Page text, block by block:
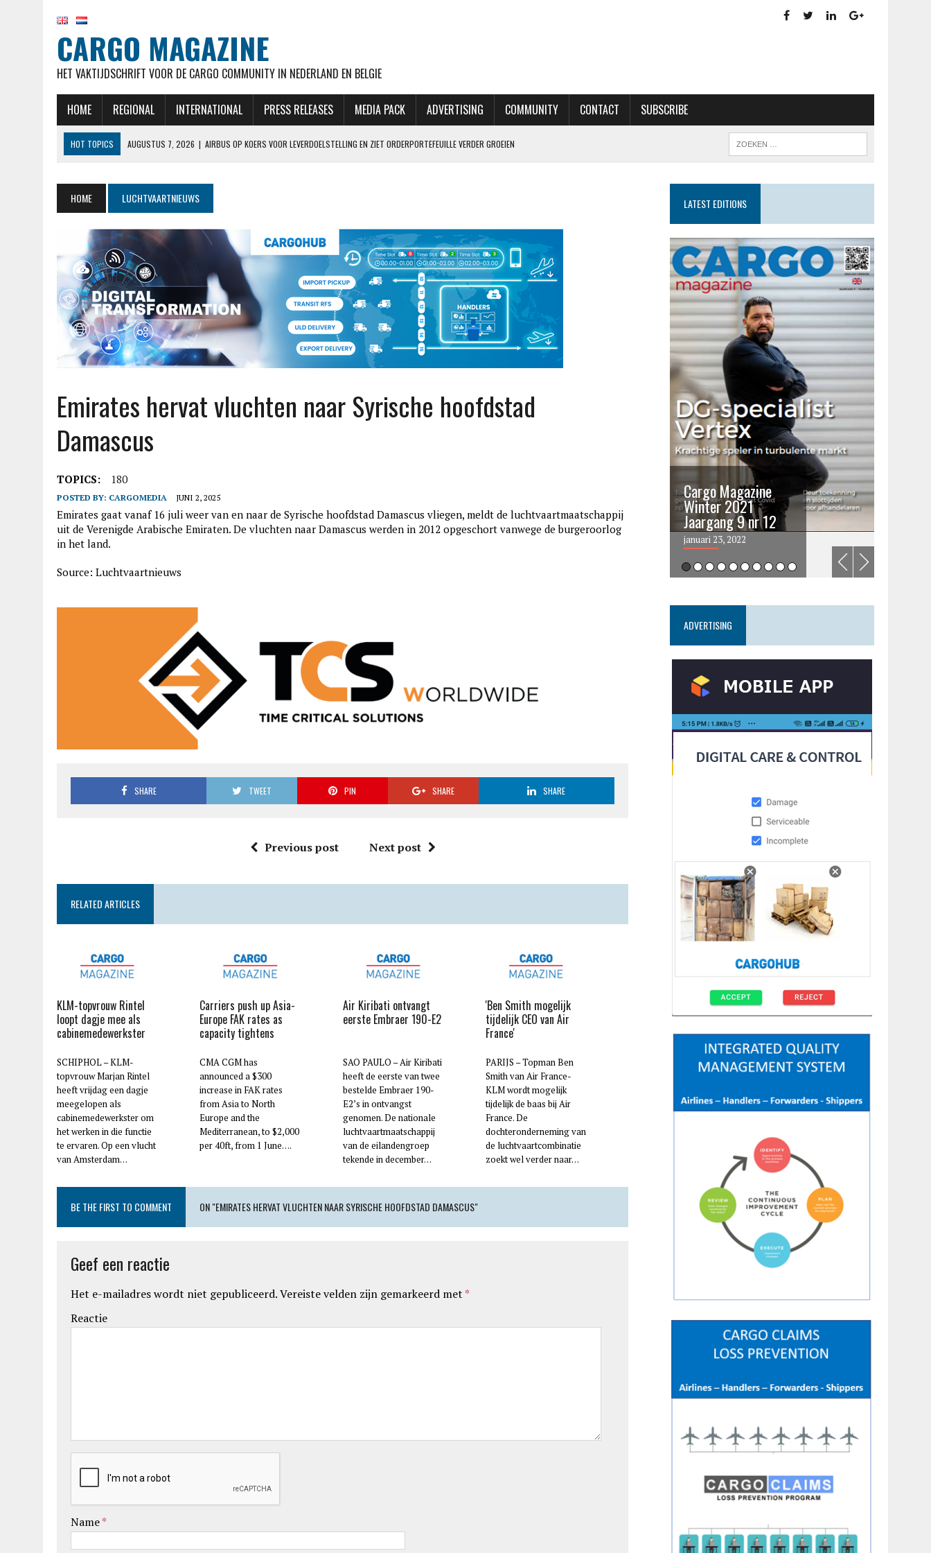
CARGO MAGAZINE
HET VAKTIJDSCHRIFT VOOR DE CARGO COMMUNITY IN NEDERLAND EN BELGIE
HOME REGIONAL INTERNATIONAL PRESS RELEASES MEDIA PACK ADVERTISING COMMUNITY CONTACT SUBSCRIBE
HOT TOPICS AUGUSTUS 7, 2026 | AIRBUS OP KOERS VOOR LEVERDOELSTELLING EN ZIET ORDERPORTEFEUILLE VERDER GROEIEN
AUGUSTUS 6, 2026 | EASYJET WORDT OVERGENOMEN DOOR APOLLO, CASTLELAKE HAAKT AF
AUGUSTUS 7, 2026 | MALAYSIA AIRLINES NEEMT MAATREGELEN NADAT PILOOT 70.000 XTC-PILLEN SMOKKELDE
HOME LUCHTVAARTNIEUWS
Emirates hervat vluchten naar Syrische hoofdstad
Damascus
TOPICS: 180
POSTED BY: CARGOMEDIA JUNI 2, 2025
Emirates gaat vanaf 16 juli weer van en naar de Syrische hoofdstad Damascus vliegen, meldt de luchtvaartmaatschappij
uit de Verenigde Arabische Emiraten. De vluchten naar Damascus werden in 2012 opgeschort vanwege de burgeroorlog
in het land.
Source: Luchtvaartnieuws
SHARE TWEET PIN SHARE SHARE
Previous post Next post
RELATED ARTICLES
KLM-topvrouw Rintel
loopt dagje mee als
cabinemedewerkster
SCHIPHOL – KLM-
topvrouw Marjan Rintel
heeft vrijdag een dagje
meegelopen als
cabinemedewerkster om
het werken in die functie
te ervaren. Op een vlucht
van Amsterdam…
Carriers push up Asia-
Europe FAK rates as
capacity tightens
CMA CGM has
announced a $300
increase in FAK rates
from Asia to North
Europe and the
Mediterranean, to $2,000
per 40ft, from 1 June….
Air Kiribati ontvangt
eerste Embraer 190-E2
SAO PAULO – Air Kiribati
heeft de eerste van twee
bestelde Embraer 190-
E2’s in ontvangst
genomen. De nationale
luchtvaartmaatschappij
van de eilandengroep
tekende in december…
'Ben Smith mogelijk
tijdelijk CEO van Air
France'
PARIJS – Topman Ben
Smith van Air France-
KLM wordt mogelijk
tijdelijk de baas bij Air
France. De
dochteronderneming van
de luchtvaartcombinatie
zoekt wel verder naar…
BE THE FIRST TO COMMENT ON "EMIRATES HERVAT VLUCHTEN NAAR SYRISCHE HOOFDSTAD DAMASCUS"
Geef een reactie
Het e-mailadres wordt niet gepubliceerd.Vereiste velden zijn gemarkeerd met *
Reactie
Name*
LATEST EDITIONS
edition3
januari 27, 2017
Cargo Magazine
Winter 2021
Jaargang 9 nr 12
januari 23, 2022
ADVERTISING